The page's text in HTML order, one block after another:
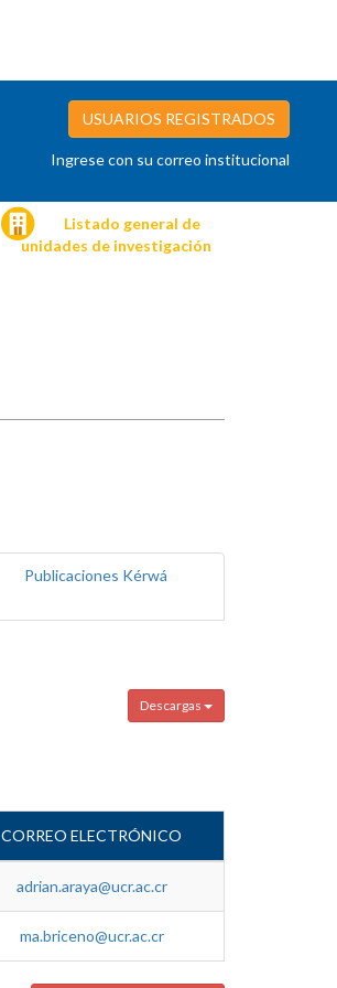
USUARIOS REGISTRADOS
Ingrese con su correo institucional
Listado general de
unidades de investigación
Publicaciones Kérwá
Descargas
CORREO ELECTRÓNICO
adrian.araya@ucr.ac.cr
ma.briceno@ucr.ac.cr